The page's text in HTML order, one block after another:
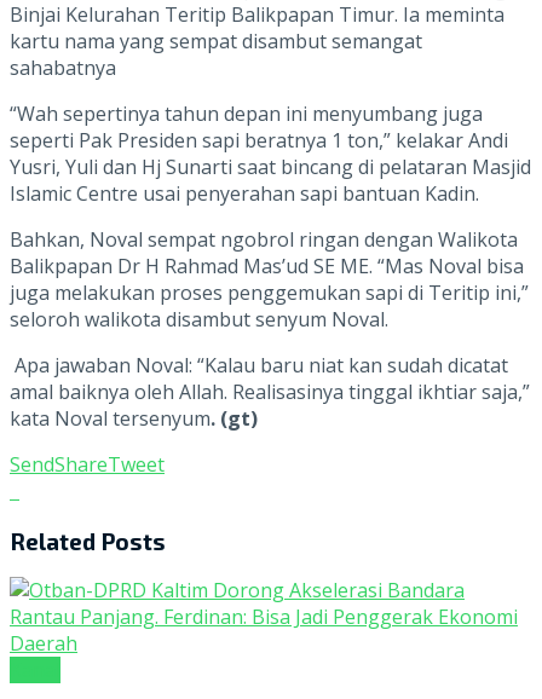
Binjai Kelurahan Teritip Balikpapan Timur. Ia meminta
kartu nama yang sempat disambut semangat
sahabatnya
“Wah sepertinya tahun depan ini menyumbang juga
seperti Pak Presiden sapi beratnya 1 ton,” kelakar Andi
Yusri, Yuli dan Hj Sunarti saat bincang di pelataran Masjid
Islamic Centre usai penyerahan sapi bantuan Kadin.
Bahkan, Noval sempat ngobrol ringan dengan Walikota
Balikpapan Dr H Rahmad Mas’ud SE ME. “Mas Noval bisa
juga melakukan proses penggemukan sapi di Teritip ini,”
seloroh walikota disambut senyum Noval.
Apa jawaban Noval: “Kalau baru niat kan sudah dicatat
amal baiknya oleh Allah. Realisasinya tinggal ikhtiar saja,”
kata Noval tersenyum. (gt)
SendShareTweet
Related Posts